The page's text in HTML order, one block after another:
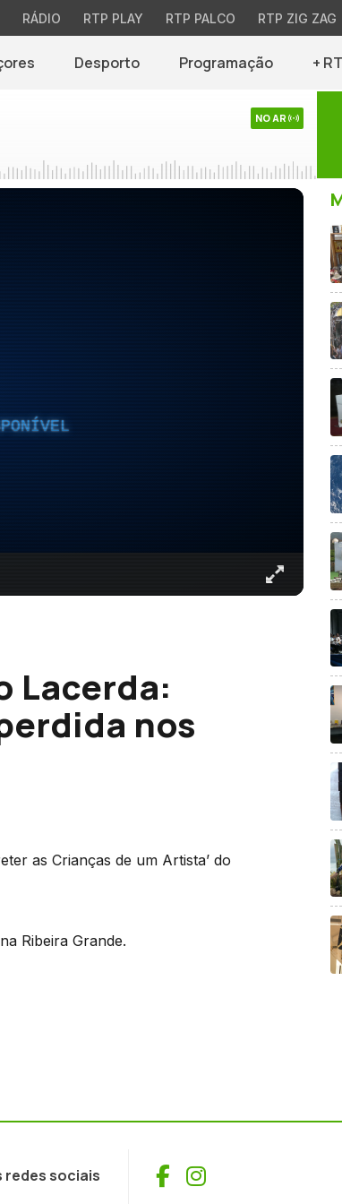
RÁDIO RTP PLAY RTP PALCO RTP ZIG ZAG
Desporto Programação +
NO AR
Lacerda:
nos
as Crianças de um Artista’ do
Ribeira Grande.
redes sociais Facebook
Instagram